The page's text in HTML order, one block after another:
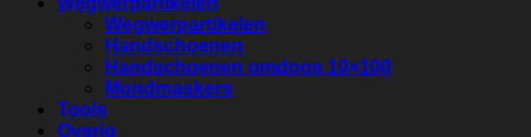
Wegwerpartikelen
Handschoenen
Handschoenen omdoos 10×100
Mondmaskers
Tools
Overig